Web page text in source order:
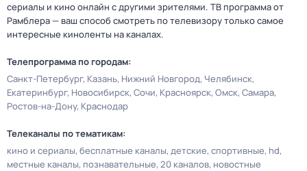
сериалы и кино онлайн с другими зрителями. ТВ программа от
Рамблера — ваш способ смотреть по телевизору только самое
интересные киноленты на каналах.
Телепрограмма по городам:
Санкт-Петербург Казань Нижний Новгород Челябинск
Екатеринбург Новосибирск Сочи Красноярск Омск Самара
Ростов-на-Дону Краснодар
Телеканалы по тематикам:
кино и сериалы бесплатные каналы детские спортивные hd
местные каналы познавательные 20 каналов новостные